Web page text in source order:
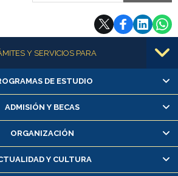
Y SERVICIOS PARA
os y exalumnas/os
Matrícula en línea
y cambio de asignaturas
y certificado de notas
médico y dental
DE ESTUDIO
ADMISIÓN Y BECAS
ORGANIZACIÓN
Y CULTURA